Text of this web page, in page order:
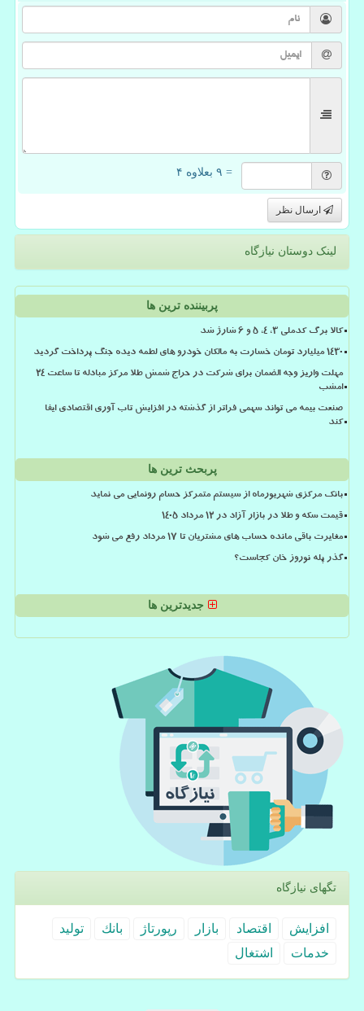
= ۹ بعلاوه ۴
ارسال نظر
لینک دوستان نیازگاه
پربیننده ترین ها
کالا برگ کدملی 3، 4، 5 و 6 شارژ شد
۱۴۳۰ میلیارد تومان خسارت به مالکان خودرو های لطمه دیده جنگ پرداخت گردید
مهلت واریز وجه الضمان برای شرکت در حراج شمش طلا مرکز مبادله تا ساعت ۲۴
امشب
صنعت بیمه می تواند سهمی فراتر از گذشته در افزایش تاب آوری اقتصادی ایفا
کند
پربحث ترین ها
بانک مرکزی شهریورماه از سیستم متمرکز حسام رونمایی می نماید
قیمت سکه و طلا در بازار آزاد در ۱۲ مرداد ۱۴۰۵
مغایرت باقی مانده حساب های مشتریان تا 17 مرداد رفع می شود
گذر پله نوروز خان کجاست؟
جدیدترین ها
تگهای نیازگاه
افزایش اقتصاد بازار رپورتاژ بانك
تولید
خدمات
اشتغال